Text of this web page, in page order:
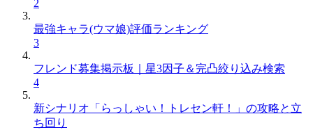
2
最強キャラ(ウマ娘)評価ランキング
3
フレンド募集掲示板｜星3因子＆完凸絞り込み検索
4
新シナリオ「らっしゃい！トレセン軒！」の攻略と立
ち回り